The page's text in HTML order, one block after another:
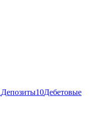
Депозиты10Дебетовые